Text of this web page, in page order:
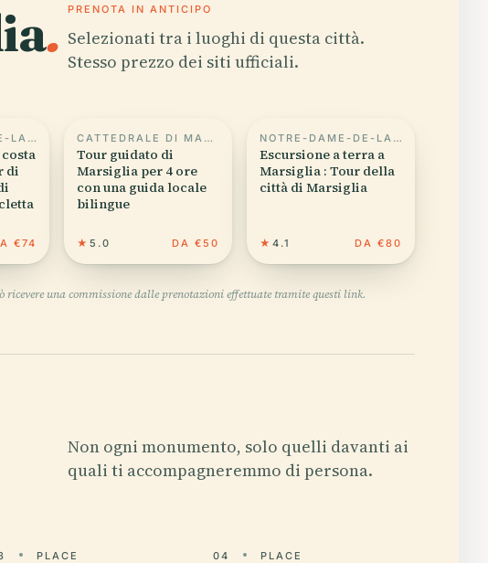
. PRENOTA IN ANTICIPO
Selezionati tra i luoghi di questa città.
Stesso prezzo dei siti ufficiali.
NOTRE-DAME-DE-LA-GARDE
di
€74
CATTEDRALE DI MARSIGLIA
Tour guidato di
Marsiglia per 4 ore
con una guida locale
bilingue
★ 5.0 DA €50
NOTRE-DAME-DE-LA-GARDE
Escursione a terra a
Marsiglia : Tour della
città di Marsiglia
★ 4.1 DA €80
una commissione dalle prenotazioni effettuate tramite questi link.
Non ogni monumento, solo quelli davanti ai
quali ti accompagneremmo di persona.
PLACE 04 PLACE